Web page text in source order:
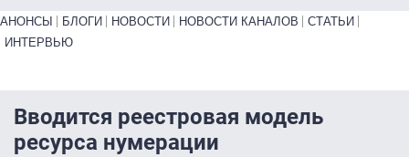
Primary links bottom
АНОНСЫ БЛОГИ НОВОСТИ НОВОСТИ КАНАЛОВ
СТАТЬИ
ИНТЕРВЬЮ
Вводится реестровая модель
ресурса нумерации